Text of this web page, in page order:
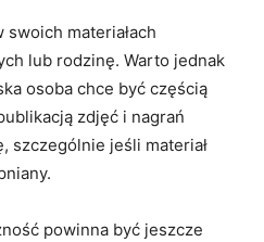
materiałach
lub rodzinę. Warto jednak
osoba chce być częścią
zdjęć i nagrań
szczególnie jeśli materiał
powinna być jeszcze